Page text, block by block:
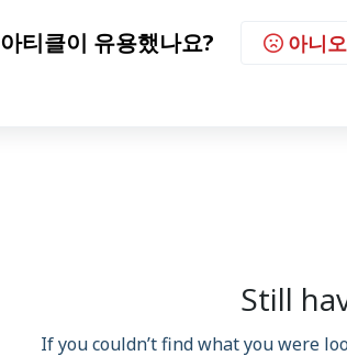
아티클이 유용했나요? 아니오
Still
If you couldn’t find what you were